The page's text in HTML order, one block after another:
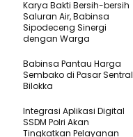
Karya Bakti Bersih-bersih
Saluran Air, Babinsa
Sipodeceng Sinergi
dengan Warga
Babinsa Pantau Harga
Sembako di Pasar Sentral
Bilokka
Integrasi Aplikasi Digital
SSDM Polri Akan
Tingkatkan Pelayanan